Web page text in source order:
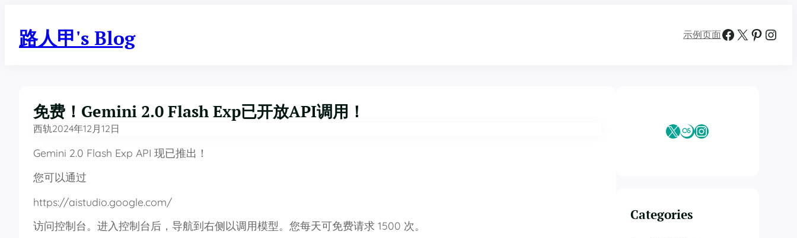
路人甲's Blog 示例页面Facebook X Pinterest Instagram
免费！Gemini 2.0 Flash Exp已开放API调用！
西轨2024年12月12日
Gemini 2.0 Flash Exp API 现已推出！
您可以通过
https://aistudio.google.com/
访问控制台。进入控制台后，导航到右侧以调用模型。您每天可免费请求 1500 次。
X Last.fmInstagram
Categories